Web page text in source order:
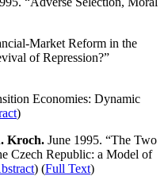
Market Reform in the
of Repression?”
Economies: Dynamic
)
Kroch. June 1995. “The Two
Czech Republic: a Model of
) (Full Text)